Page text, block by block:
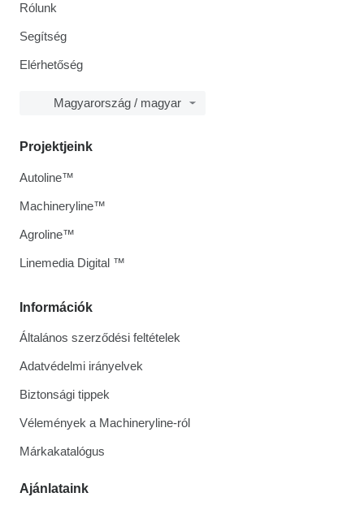
Rólunk
Segítség
Elérhetőség
Magyarország / magyar
Információk
Általános szerződési feltételek
Adatvédelmi irányelvek
Biztonsági tippek
Vélemények a Machineryline-ról
Márkakatalógus
Ajánlataink
Projektjeink
Autoline™
Machineryline™
Agroline™
Linemedia Digital ™